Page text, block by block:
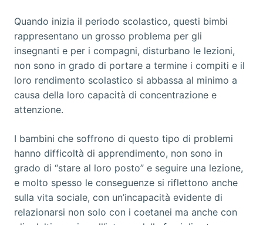
Quando inizia il periodo scolastico, questi bimbi
rappresentano un grosso problema per gli
insegnanti e per i compagni, disturbano le lezioni,
non sono in grado di portare a termine i compiti e il
loro rendimento scolastico si abbassa al minimo a
causa della loro capacità di concentrazione e
attenzione.
I bambini che soffrono di questo tipo di problemi
hanno difficoltà di apprendimento, non sono in
grado di “stare al loro posto” e seguire una lezione,
e molto spesso le conseguenze si riflettono anche
sulla vita sociale, con un’incapacità evidente di
relazionarsi non solo con i coetanei ma anche con